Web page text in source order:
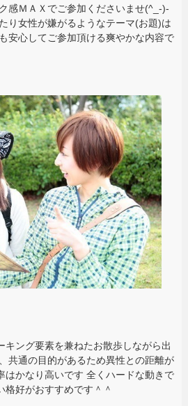
感ＭＡＸでご参加くださいませ(^_-)-
女性が嫌がるようなテーマ(お題)は
安心してご参加頂ける爽やかな内容で
キング要素を兼ねたお散歩しながら出
共通の目的があるため異性との距離が
はかなり高いです 全くハードな動きで
格好がおすすめです＾＾